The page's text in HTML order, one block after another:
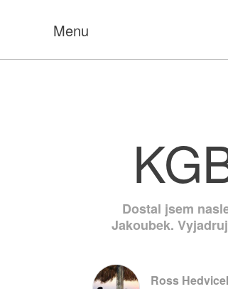
Menu
Dostal jsem
Jakoubek.
Ross